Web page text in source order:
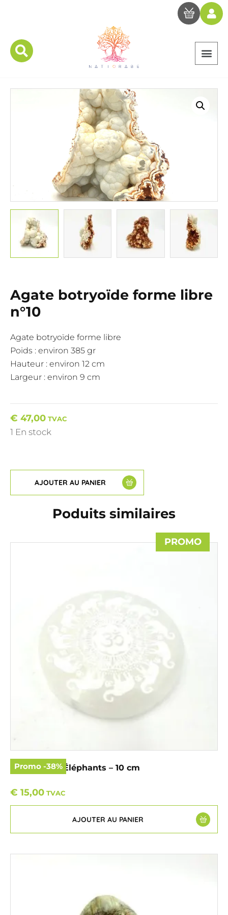
Agate botryoïde forme libre
n°10
Agate botryoïde forme libre
Poids : environ 385 gr
Hauteur : environ 12 cm
Largeur : environ 9 cm
€ 47,00 TVAC
1 En stock
AJOUTER AU PANIER
Poduits similaires
PROMO
Promo -38%
Sélénite – ॐ Éléphants – 10 cm
€ 15,00 TVAC
AJOUTER AU PANIER